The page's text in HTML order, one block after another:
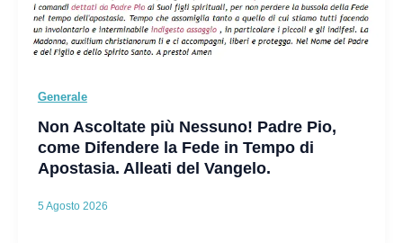
Generale
Non Ascoltate più Nessuno! Padre Pio,
come Difendere la Fede in Tempo di
Apostasia. Alleati del Vangelo.
5 Agosto 2026